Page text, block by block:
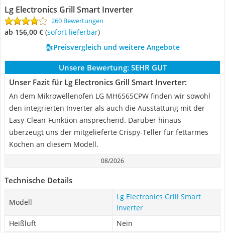
Lg Electronics Grill Smart Inverter
260 Bewertungen
ab 156,00 € ( Sofort lieferbar)
Preisvergleich und weitere Angebote
Unsere Bewertung: SEHR GUT
Unser Fazit für Lg Electronics Grill Smart Inverter:
An dem Mikrowellenofen LG MH6565CPW finden wir sowohl
den integrierten Inverter als auch die Ausstattung mit der
Easy-Clean-Funktion ansprechend. Darüber hinaus
überzeugt uns der mitgelieferte Crispy-Teller für fettarmes
Kochen an diesem Modell.
08/2026
Technische Details
Modell
Lg Electronics Grill Smart
Inverter
Heißluft
Nein